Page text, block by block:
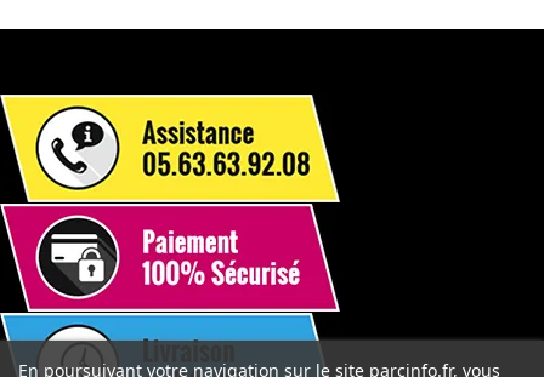
En poursuivant votre navigation sur le site parcinfo.fr, vous